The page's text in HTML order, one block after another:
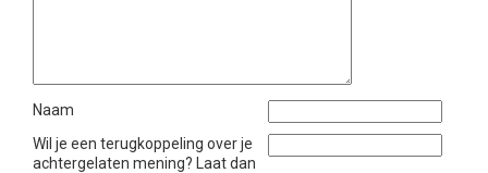
Naam
Wil je een terugkoppeling over je
achtergelaten mening? Laat dan